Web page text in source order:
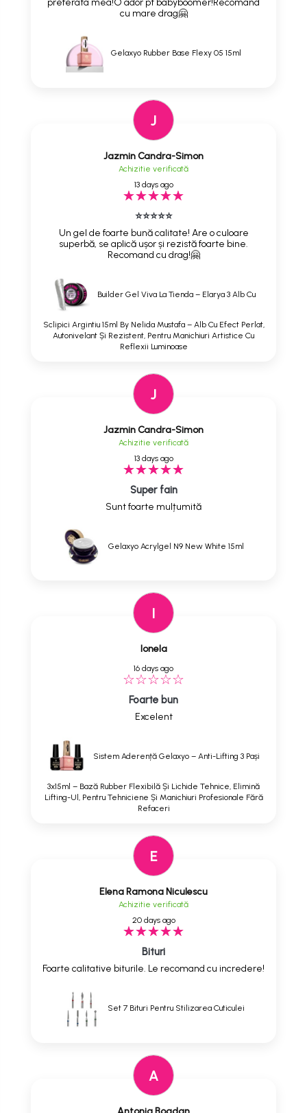
preferata mea!O ador pt babyboomer!Recomand
cu mare drag🤗
Gelaxyo Rubber Base Flexy 05 15ml
J
Jazmin Candra-Simon
Achizitie verificată
13 days ago
⭐⭐⭐⭐⭐
Un gel de foarte bună calitate! Are o culoare
superbă, se aplică ușor și rezistă foarte bine.
Recomand cu drag!🤗
Builder Gel Viva La Tienda – Elarya 3 Alb Cu
Sclipici Argintiu 15ml By Nelida Mustafa – Alb Cu Efect Perlat,
Autonivelant Și Rezistent, Pentru Manichiuri Artistice Cu
Reflexii Luminoase
J
Jazmin Candra-Simon
Achizitie verificată
13 days ago
Super fain
Sunt foarte mulțumită
Gelaxyo Acrylgel N9 New White 15ml
I
Ionela
16 days ago
Foarte bun
Excelent
Sistem Aderență Gelaxyo – Anti-Lifting 3 Pași
3x15ml – Bază Rubber Flexibilă Și Lichide Tehnice, Elimină
Lifting-Ul, Pentru Tehniciene Și Manichiuri Profesionale Fără
Refaceri
E
Elena Ramona Niculescu
Achizitie verificată
20 days ago
Bituri
Foarte calitative biturile. Le recomand cu incredere!
Set 7 Bituri Pentru Stilizarea Cuticulei
A